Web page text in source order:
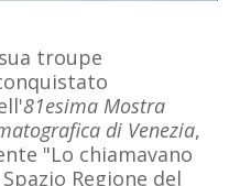
troupe
81esima Mostra
di Venezia,
"Lo chiamavano
Regione del